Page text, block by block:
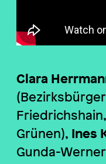
Clara
Grünen), Ines
Gunda-